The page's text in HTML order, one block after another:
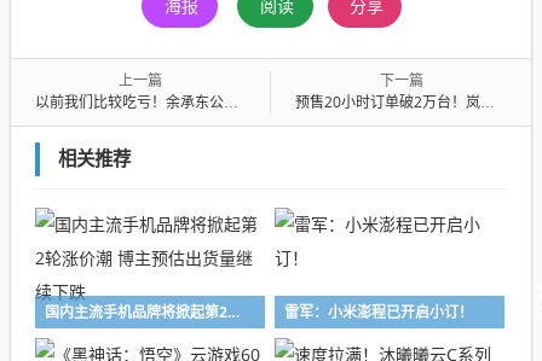
海报 阅读 分享
上一篇
以前我们比较吃亏！余承东公开检讨：早年造车只重安全品质忽视了外观
下一篇
预售20小时订单破2万台！岚图泰山X8亮相北京车展
相关推荐
国内主流手机品牌将掀起第2轮涨价潮 博主预估出货量继续下跌 雷军：小米澎程已开启小订！